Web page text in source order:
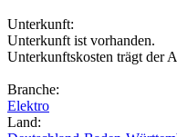
Unterkunft:
Unterkunft ist vorhanden.
Unterkunftskosten trägt der
Branche:
Elektro
Land: